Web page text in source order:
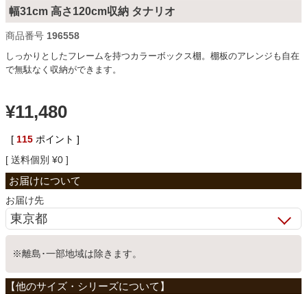
椅子・チェア
ベッド
収納家具
学習机
ホームオフィス
幅31cm 高さ120cm収納 タナリオ
商品番号 196558
しっかりとしたフレームを持つカラーボックス棚。棚板のアレンジも自在
で無駄なく収納ができます。
¥11,480
[ 115 ポイント ]
送料個別 ¥0
お届け先
※離島･一部地域は除きます。